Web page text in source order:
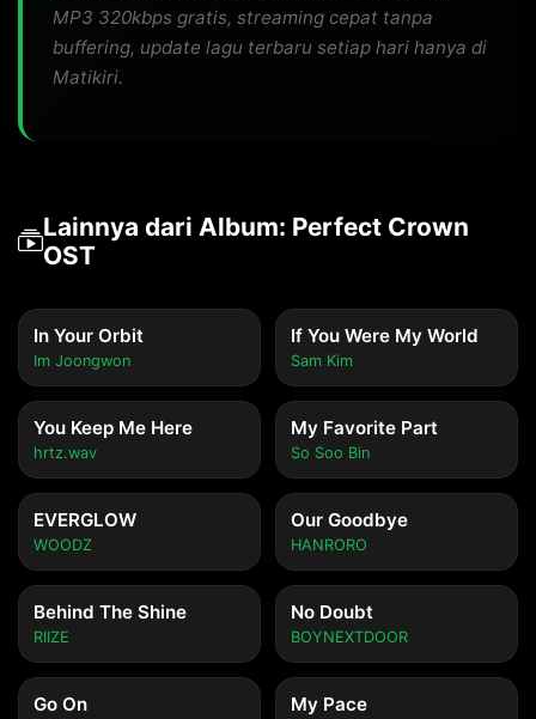
I always find my way to you
Japil deut sarajin sungan sogeseodo
Neoreul channeun i gil wie
Sumaneun sigani heulleodo
Byeonchi anneun hanaga isseo
Neul neoraneun banghyangeuro hyanghago itdaneun
[Chorus]
I always find my way to you
Uriga majuhal modeun gyejeoredo
Han jeomeuro ieojideut seororeul ana
Gyeolguk i jarie tto neowa maju boge dwae
Pyeonghaengseoncheoreom
Meolli itdeon urin
MP3 320kbps gratis, streaming cepat tanpa
buffering, update lagu terbaru setiap hari hanya di
Matikiri.
Lainnya dari Album: Perfect Crown
OST
In Your Orbit
Im Joongwon
If You Were My World
Sam Kim
You Keep Me Here
hrtz.wav
My Favorite Part
So Soo Bin
EVERGLOW
WOODZ
Our Goodbye
HANRORO
Behind The Shine
RIIZE
No Doubt
BOYNEXTDOOR
Go On My Pace